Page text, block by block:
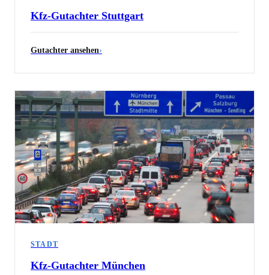
Kfz-Gutachter Stuttgart
Gutachter ansehen›
STADT
Kfz-Gutachter München